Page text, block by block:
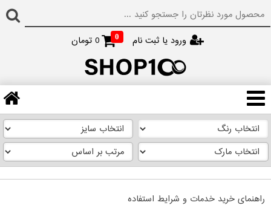
ورود یا ثبت نام 0
0 تومان
راهنمای خرید خدمات و شرایط استفاده